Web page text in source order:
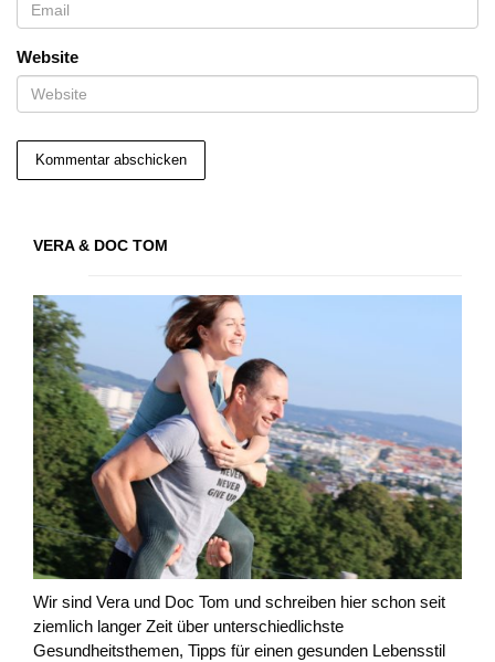
Website
VERA & DOC TOM
Wir sind Vera und Doc Tom und schreiben hier schon seit
ziemlich langer Zeit über unterschiedlichste
Gesundheitsthemen, Tipps für einen gesunden Lebensstil